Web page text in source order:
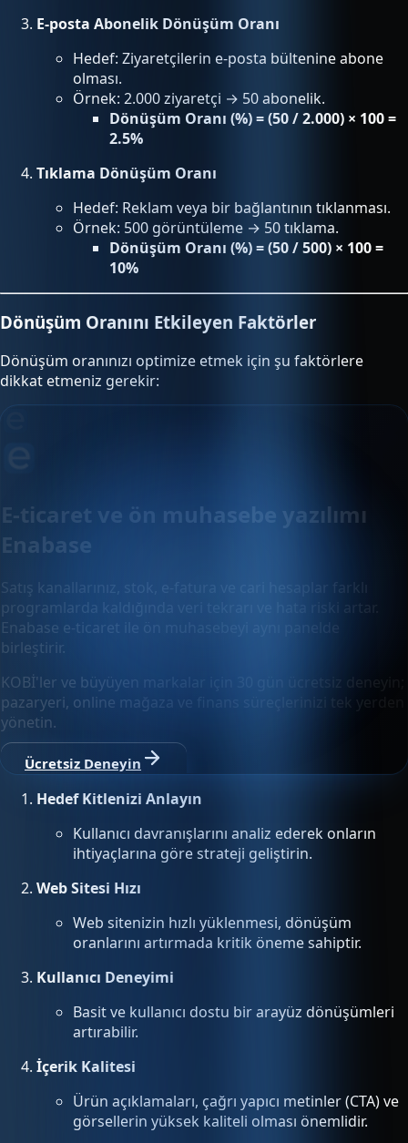
E-posta Abonelik Dönüşüm Oranı
Hedef: Ziyaretçilerin e-posta bültenine abone
olması.
Örnek: 2.000 ziyaretçi → 50 abonelik.
Dönüşüm Oranı (%) = (50 / 2.000) × 100 =
2.5%
Tıklama Dönüşüm Oranı
Hedef: Reklam veya bir bağlantının tıklanması.
Örnek: 500 görüntüleme → 50 tıklama.
Dönüşüm Oranı (%) = (50 / 500) × 100 =
10%
Dönüşüm Oranını Etkileyen Faktörler
Dönüşüm oranınızı optimize etmek için şu faktörlere
dikkat etmeniz gerekir:
E-ticaret ve ön muhasebe yazılımı
Enabase
Satış kanallarınız, stok, e-fatura ve cari hesaplar farklı
programlarda kaldığında veri tekrarı ve hata riski artar.
Enabase e-ticaret ile ön muhasebeyi aynı panelde
birleştirir.
KOBİ'ler ve büyüyen markalar için 30 gün ücretsiz deneyin;
pazaryeri, online mağaza ve finans süreçlerinizi tek yerden
yönetin.
Ücretsiz Deneyin
Hedef Kitlenizi Anlayın
Kullanıcı davranışlarını analiz ederek onların
ihtiyaçlarına göre strateji geliştirin.
Web Sitesi Hızı
Web sitenizin hızlı yüklenmesi, dönüşüm
oranlarını artırmada kritik öneme sahiptir.
Kullanıcı Deneyimi
Basit ve kullanıcı dostu bir arayüz dönüşümleri
artırabilir.
İçerik Kalitesi
Ürün açıklamaları, çağrı yapıcı metinler (CTA) ve
görsellerin yüksek kaliteli olması önemlidir.